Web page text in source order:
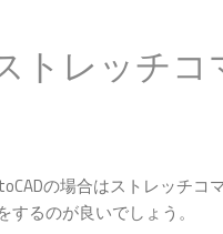
トレッチコ
の場合はストレッチコ
るのが良いでしょう。